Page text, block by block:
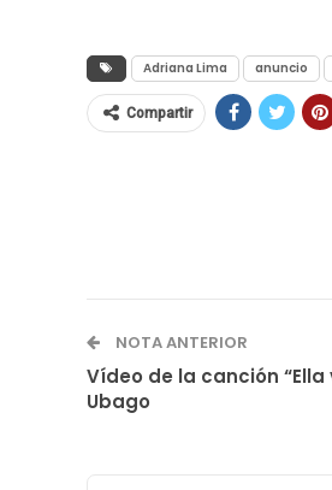
Adriana Lima anuncio
Compartir
NOTA ANTERIOR
Vídeo de la canción “Ella
Ubago